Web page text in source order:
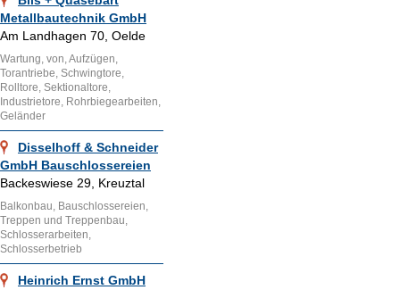
Metallbautechnik GmbH
Am Landhagen 70, Oelde
Wartung, von, Aufzügen,
Torantriebe, Schwingtore,
Rolltore, Sektionaltore,
Industrietore, Rohrbiegearbeiten,
Geländer
Disselhoff & Schneider
GmbH Bauschlossereien
Backeswiese 29, Kreuztal
Balkonbau, Bauschlossereien,
Treppen und Treppenbau,
Schlosserarbeiten,
Schlosserbetrieb
Heinrich Ernst GmbH